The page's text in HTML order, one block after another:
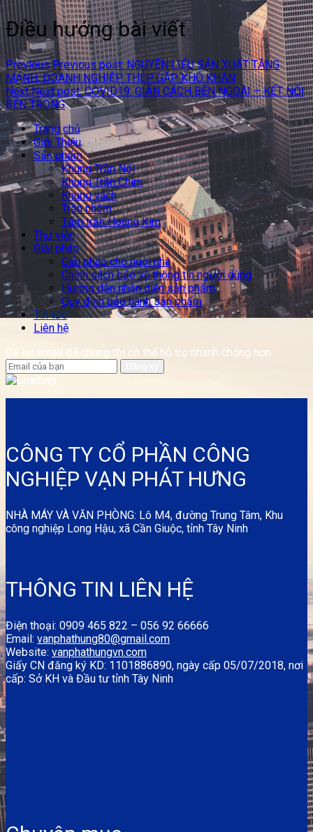
Điều hướng bài viết
Previous Previous post: NGUYÊN LIỆU SẢN XUẤT TĂNG
MẠNH, DOANH NGHIỆP THÉP GẶP KHÓ KHĂN
Next Next post: COVID19: GIÃN CÁCH BÊN NGOÀI – KẾT NỐI
BÊN TRONG
Trang chủ
Giới Thiệu
Sản phẩm
Khung Trần Nổi
Khung Trần Chìm
Khung vách
Trần nhôm
Tấm trần Hoàng Kim
Thư viện
Giải pháp
Giải pháp cho ngôi nhà
Chính sách bảo vệ thông tin người dùng
Hướng dẫn nhận diện sản phẩm
Quy định bảo hành sản phẩm
Tin tức
Liên hệ
Để lại email để chúng tôi có thể hỗ trợ nhanh chóng hơn
CÔNG TY CỔ PHẦN CÔNG
NGHIỆP VẠN PHÁT HƯNG
NHÀ MÁY VÀ VĂN PHÒNG: Lô M4, đường Trung Tâm, Khu
công nghiệp Long Hậu, xã Cần Giuộc, tỉnh Tây Ninh
THÔNG TIN LIÊN HỆ
Điện thoại: 0909 465 822 – 056 92 66666
Email: vanphathung80@gmail.com
Website: vanphathungvn.com
Giấy CN đăng ký KD: 1101886890, ngày cấp 05/07/2018, nơi
cấp: Sở KH và Đầu tư tỉnh Tây Ninh